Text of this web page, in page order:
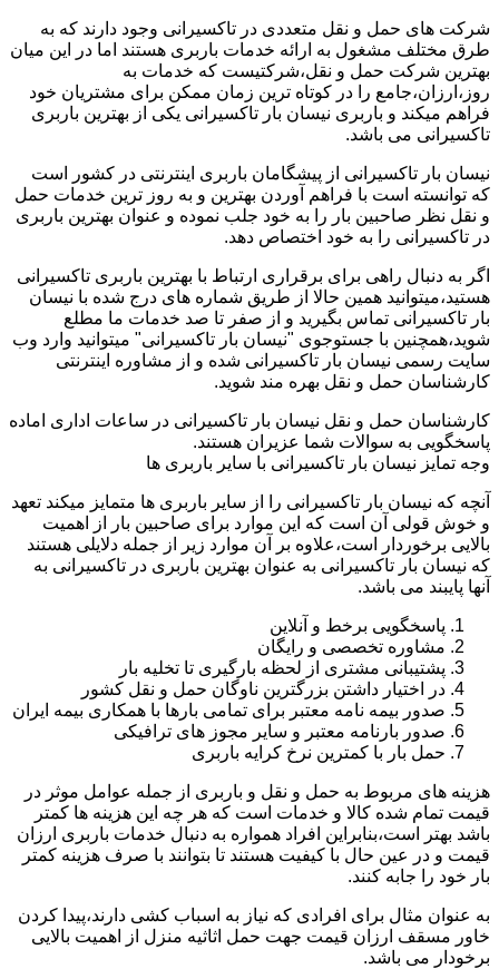
شرکت های حمل و نقل متعددی در تاکسیرانی وجود دارند که به
طرق مختلف مشغول به ارائه خدمات باربری هستند اما در این میان
بهترین شرکت حمل و نقل،شرکتیست که خدمات به
روز،ارزان،جامع را در کوتاه ترین زمان ممکن برای مشتریان خود
فراهم میکند و باربری نیسان بار تاکسیرانی یکی از بهترین باربری
تاکسیرانی می باشد.
نیسان بار تاکسیرانی از پیشگامان باربری اینترنتی در کشور است
که توانسته است با فراهم آوردن بهترین و به روز ترین خدمات حمل
و نقل نظر صاحبین بار را به خود جلب نموده و عنوان بهترین باربری
در تاکسیرانی را به خود اختصاص دهد.
اگر به دنبال راهی برای برقراری ارتباط با بهترین باربری تاکسیرانی
هستید،میتوانید همین حالا از طریق شماره های درج شده با نیسان
بار تاکسیرانی تماس بگیرید و از صفر تا صد خدمات ما مطلع
شوید،همچنین با جستوجوی "نیسان بار تاکسیرانی" میتوانید وارد وب
سایت رسمی نیسان بار تاکسیرانی شده و از مشاوره اینترنتی
کارشناسان حمل و نقل بهره مند شوید.
کارشناسان حمل و نقل نیسان بار تاکسیرانی در ساعات اداری اماده
پاسخگویی به سوالات شما عزیران هستند.
وجه تمایز نیسان بار تاکسیرانی با سایر باربری ها
آنچه که نیسان بار تاکسیرانی را از سایر باربری ها متمایز میکند تعهد
و خوش قولی آن است که این موارد برای صاحبین بار از اهمیت
بالایی برخوردار است،علاوه بر آن موارد زیر از جمله دلایلی هستند
که نیسان بار تاکسیرانی به عنوان بهترین باربری در تاکسیرانی به
آنها پایبند می باشد.
پاسخگویی برخط و آنلاین
مشاوره تخصصی و رایگان
پشتیبانی مشتری از لحظه بارگیری تا تخلیه بار
در اختیار داشتن بزرگترین ناوگان حمل و نقل کشور
صدور بیمه نامه معتبر برای تمامی بارها با همکاری بیمه ایران
صدور بارنامه معتبر و سایر مجوز های ترافیکی
حمل بار با کمترین نرخ کرایه باربری
هزینه های مربوط به حمل و نقل و باربری از جمله عوامل موثر در
قیمت تمام شده کالا و خدمات است که هر چه این هزینه ها کمتر
باشد بهتر است،بنابراین افراد همواره به دنبال خدمات باربری ارزان
قیمت و در عین حال با کیفیت هستند تا بتوانند با صرف هزینه کمتر
بار خود را جابه کنند.
به عنوان مثال برای افرادی که نیاز به اسباب کشی دارند،پیدا کردن
خاور مسقف ارزان قیمت جهت حمل اثاثیه منزل از اهمیت بالایی
برخودار می باشد.